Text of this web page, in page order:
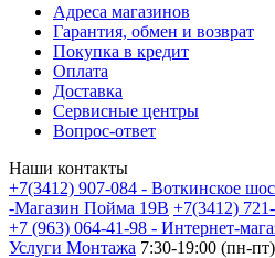
Адреса магазинов
Гарантия, обмен и возврат
Покупка в кредит
Оплата
Доставка
Сервисные центры
Вопрос-ответ
Наши контакты
+7(3412) 907-084 - Воткинское
-Магазин Пойма 19В +7(3412)
+7 (963) 064-41-98 - Интернет-
Услуги Монтажа 7:30-19:00 (пн-